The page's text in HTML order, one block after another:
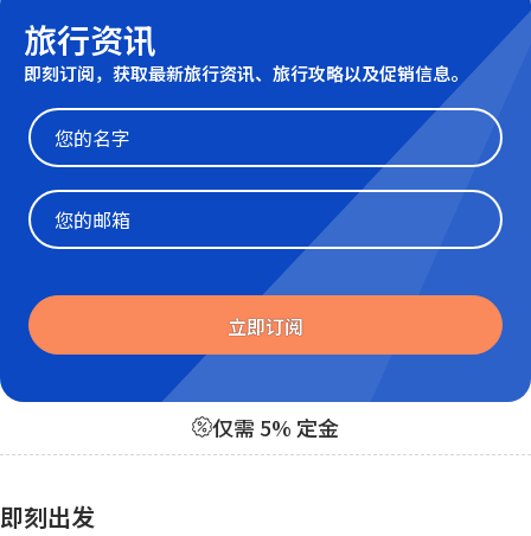
旅行资讯
即刻订阅，获取最新旅行资讯、旅行攻略以及促销信息。
立即订阅
仅需 5% 定金
即刻出发